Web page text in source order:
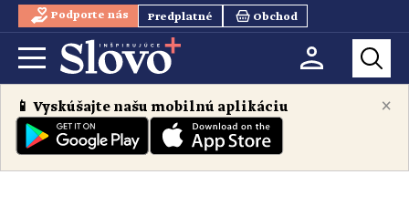
Podporte nás Predplatné Obchod
×
📱 Vyskúšajte našu mobilnú aplikáciu